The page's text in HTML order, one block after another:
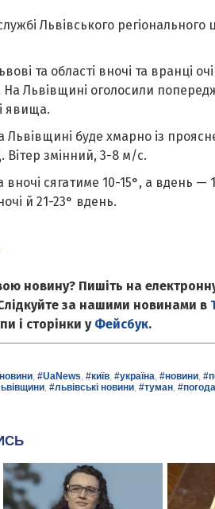
Львівського регіонального
та області вночі та вранці
На Львівщині оголосили
явища.
Львівщині буде хмарно із
змінний, 3-8 м/с.
сягатиме 10-15°, а вдень —
й 21-23° вдень.
новину? Пишіть на
за нашими новинами в
і сторінки у Фейсбук.
, #UaNews, #київ, #україна, #новини,
, #львівські новини, #туман, #погода